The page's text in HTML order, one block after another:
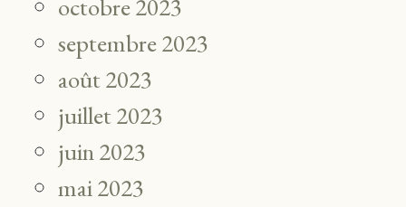
octobre 2023
septembre 2023
août 2023
juillet 2023
juin 2023
mai 2023